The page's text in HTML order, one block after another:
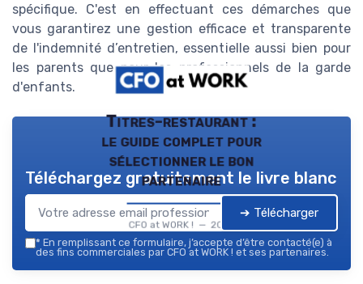
spécifique. C'est en effectuant ces démarches que
vous garantirez une gestion efficace et transparente
de l'indemnité d’entretien, essentielle aussi bien pour
les parents que pour les professionnels de la garde
d'enfants.
Titres-restaurant :
le guide complet pour
sélectionner le bon
partenaire
CFO at WORK ! — 2026
Téléchargez gratuitement le livre blanc
➔ Télécharger
* En remplissant ce formulaire, j’accepte d’être contacté(e) à
des fins commerciales par CFO at WORK ! et ses partenaires.